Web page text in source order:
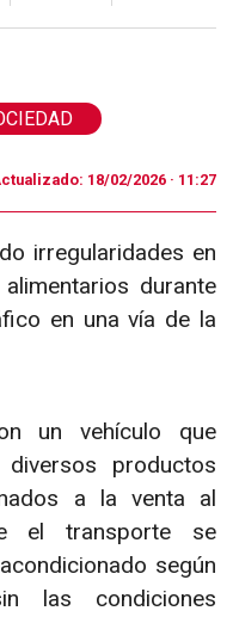
18/02/2026 · 11:27
irregularidades en
durante
en una vía de la
un vehículo que
productos
a la venta al
el transporte se
según
las condiciones